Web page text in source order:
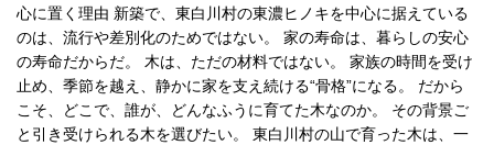
心に置く理由 新築で、東白川村の東濃ヒノキを中心に据えている
のは、流行や差別化のためではない。 家の寿命は、暮らしの安心
の寿命だからだ。 木は、ただの材料ではない。 家族の時間を受け
止め、季節を越え、静かに家を支え続ける“骨格”になる。 だから
こそ、どこで、誰が、どんなふうに育てた木なのか。 その背景ご
と引き受けられる木を選びたい。 東白川村の山で育った木は、一